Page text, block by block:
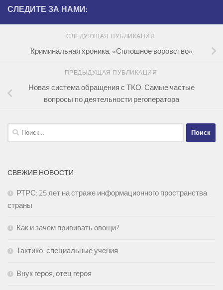
СЛЕДИТЕ ЗА НАМИ:
СЛЕДУЮЩАЯ ПУБЛИКАЦИЯ
Криминальная хроника: «Сплошное воровство»
ПРЕДЫДУЩАЯ ПУБЛИКАЦИЯ
Новая система обращения с ТКО. Самые частые
вопросы по деятельности регоператора
Найти:
СВЕЖИЕ НОВОСТИ
РТРС: 25 лет на страже информационного пространства
страны
Как и зачем прививать овощи?
Тактико-специальные учения
Внук героя, отец героя